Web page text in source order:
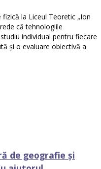
la Liceul Teoretic „Ion
că tehnologiile
individual pentru fiecare
și o evaluare obiectivă a
de geografie și